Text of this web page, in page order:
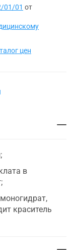
01/01 от
цен
в
краситель